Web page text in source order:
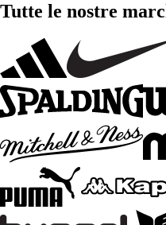
Tutte le nostre